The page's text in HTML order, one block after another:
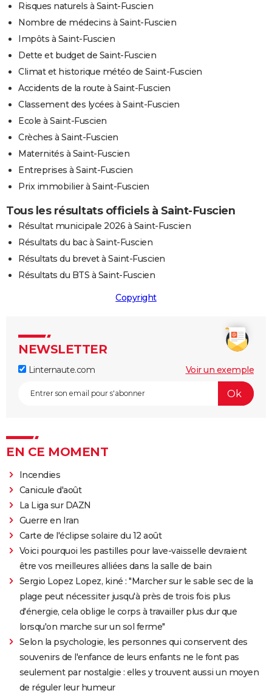
Risques naturels à Saint-Fuscien
Nombre de médecins à Saint-Fuscien
Impôts à Saint-Fuscien
Dette et budget de Saint-Fuscien
Climat et historique météo de Saint-Fuscien
Accidents de la route à Saint-Fuscien
Classement des lycées à Saint-Fuscien
Ecole à Saint-Fuscien
Crèches à Saint-Fuscien
Maternités à Saint-Fuscien
Entreprises à Saint-Fuscien
Prix immobilier à Saint-Fuscien
Tous les résultats officiels à Saint-Fuscien
Résultat municipale 2026 à Saint-Fuscien
Résultats du bac à Saint-Fuscien
Résultats du brevet à Saint-Fuscien
Résultats du BTS à Saint-Fuscien
Copyright
NEWSLETTER
Linternaute.com Voir un exemple
EN CE MOMENT
Incendies
Canicule d'août
La Liga sur DAZN
Guerre en Iran
Carte de l'éclipse solaire du 12 août
Voici pourquoi les pastilles pour lave-vaisselle devraient
être vos meilleures alliées dans la salle de bain
Sergio Lopez Lopez, kiné : "Marcher sur le sable sec de la
plage peut nécessiter jusqu'à près de trois fois plus
d'énergie, cela oblige le corps à travailler plus dur que
lorsqu'on marche sur un sol ferme"
Selon la psychologie, les personnes qui conservent des
souvenirs de l'enfance de leurs enfants ne le font pas
seulement par nostalgie : elles y trouvent aussi un moyen
de réguler leur humeur